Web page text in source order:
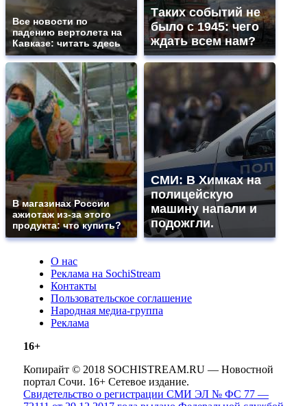
Все новости по
падению вертолета на
Кавказе: читать здесь
Таких событий не
было с 1945: чего
ждать всем нам?
В магазинах России
ажиотаж из-за этого
продукта: что купить?
СМИ: В Химках на
полицейскую
машину напали и
подожгли.
О нас
Реклама на SochiStream
Контакты
Пользовательское соглашение
Народная медиа-группа
Реклама
16+
Копирайт © 2018 SOCHISTREAM.RU — Новостной
портал Сочи. 16+ Сетевое издание.
Свидетельство о регистрации СМИ ЭЛ № ФС 77 —